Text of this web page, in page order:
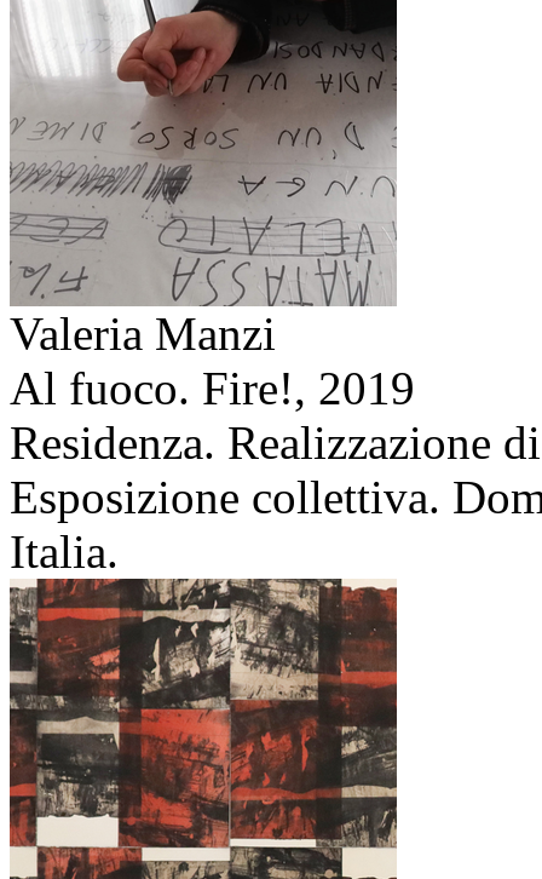
Valeria Manzi
Al fuoco. Fire!, 2019
Residenza. Realizzazione
Esposizione collettiva.
Italia.